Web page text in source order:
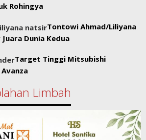
Rohingya
Tontowi Ahmad/Liliyana
Dunia Kedua
Target Tinggi Mitsubishi
Avanza
Limbah